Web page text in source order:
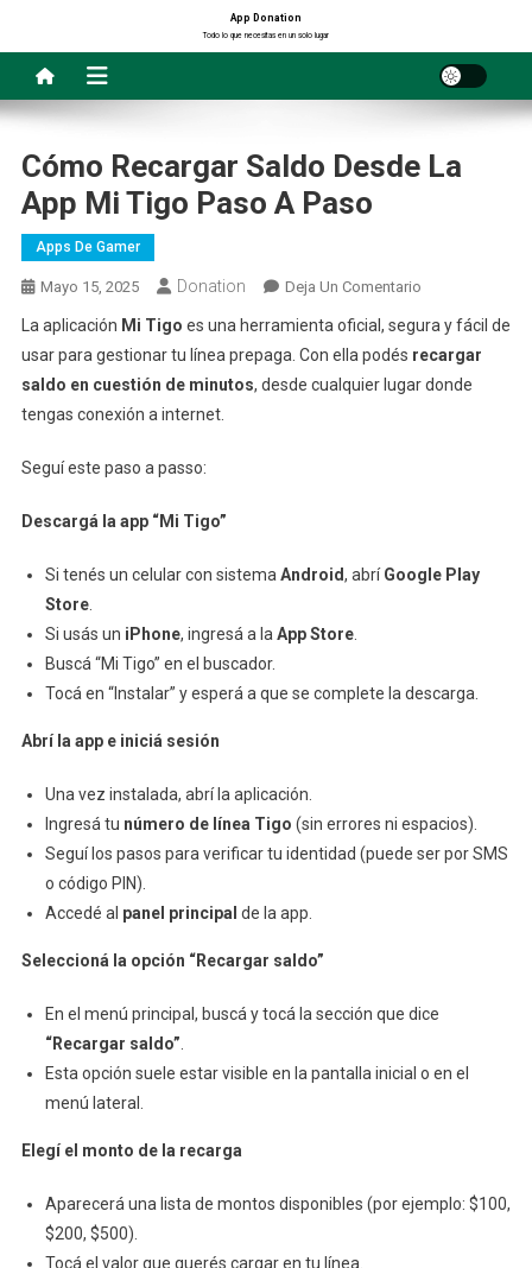
contenido
App Donation
Todo lo que necesitas en un solo lugar
Cómo Recargar Saldo Desde La
App Mi Tigo Paso A Paso
Apps De Gamer
Mayo 15, 2025 Donation Deja Un ComentarioEn
Recargar
Saldo
Desde
Paso
La aplicación Mi Tigo es una herramienta oficial, segura y fácil de
usar para gestionar tu línea prepaga. Con ella podés recargar
saldo en cuestión de minutos, desde cualquier lugar donde
tengas conexión a internet.
Seguí este paso a passo:
Descargá la app “Mi Tigo”
Si tenés un celular con sistema Android, abríGoogle Play
Store.
Si usás un iPhone, ingresá a la App Store.
Buscá “Mi Tigo” en el buscador.
Tocá en “Instalar” y esperá a que se complete la descarga.
Abrí la app e iniciá sesión
Una vez instalada, abrí la aplicación.
Ingresá tu número de línea Tigo (sin errores ni espacios).
Seguí los pasos para verificar tu identidad (puede ser por SMS
o código PIN).
Accedé al panel principal de la app.
Seleccioná la opción “Recargar saldo”
En el menú principal, buscá y tocá la sección que dice
“Recargar saldo”
Esta opción suele estar visible en la pantalla inicial o en el
menú lateral.
Elegí el monto de la recarga
Aparecerá una lista de montos disponibles (por ejemplo: $100,
$200, $500).
Tocá el valor que querés cargar en tu línea.